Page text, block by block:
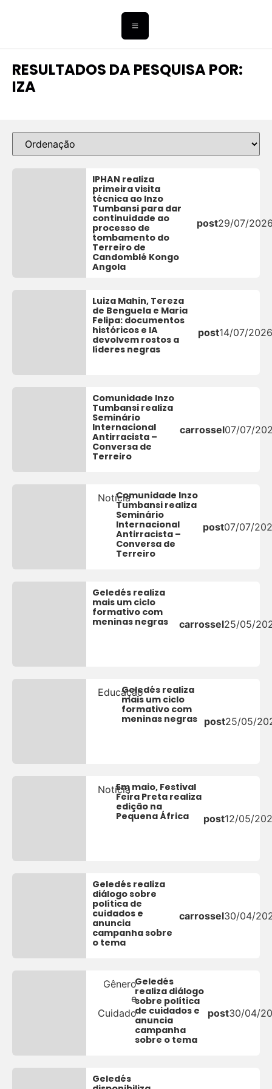
RESULTADOS DA PESQUISA POR:
IZA
IPHAN realiza
primeira visita
técnica ao Inzo
Tumbansi para dar
continuidade ao
processo de
tombamento do
Terreiro de
Candomblé Kongo
Angola
post29/07/
Luiza Mahin, Tereza
de Benguela e Maria
Felipa: documentos
históricos e IA
devolvem rostos a
líderes negras
post14/07/2026
Comunidade Inzo
Tumbansi realiza
Seminário
Internacional
Antirracista –
Conversa de
Terreiro
carrossel07/07/
NotíciaComunidade Inzo
Tumbansi realiza
Seminário
Internacional
Antirracista –
Conversa de
Terreiro
post07/07/
Geledés realiza
mais um ciclo
formativo com
meninas negras
carrossel25/05/
EducaçãoGeledés realiza
mais um ciclo
formativo com
meninas negras post25/05/
NotíciaEm maio, Festival
Feira Preta realiza
edição na
Pequena África
post12/05/
Geledés realiza
diálogo sobre
política de
cuidados e
anuncia
campanha sobre
o tema
carrossel30/04/
Gênero
e
Cuidado
Geledés
realiza diálogo
sobre política
de cuidados e
anuncia
campanha
sobre o tema
post30/04/
Geledés